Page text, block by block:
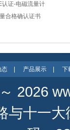
认证-电磁流量计
合格确认证书
态 产品展示 下
2026
与十一